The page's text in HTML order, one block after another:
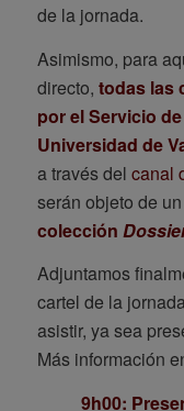
de la jornada.
Asimismo, para
directo, todas las
por el Servicio
Universidad de
a través del canal
serán objeto de un
colección
Adjuntamos
cartel de la
asistir, ya sea
Más información
9h00: